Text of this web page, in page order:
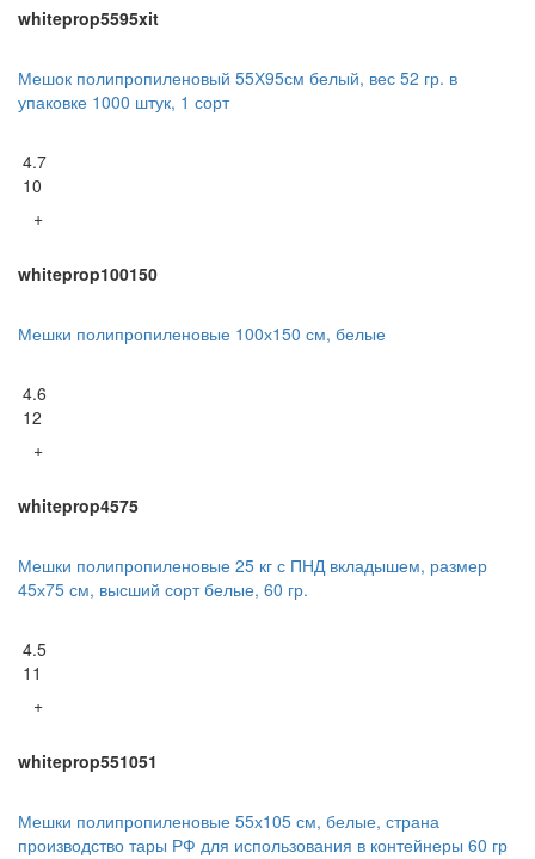
whiteprop5595xit
Мешок полипропиленовый 55Х95см белый, вес 52 гр. в
упаковке 1000 штук, 1 сорт
4.7
10
+
whiteprop100150
Мешки полипропиленовые 100х150 см, белые
4.6
12
+
whiteprop4575
Мешки полипропиленовые 25 кг с ПНД вкладышем, размер
45х75 см, высший сорт белые, 60 гр.
4.5
11
+
whiteprop551051
Мешки полипропиленовые 55х105 см, белые, страна
производство тары РФ для использования в контейнеры 60 гр